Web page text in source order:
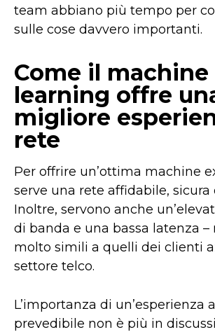
team abbiano più tempo per
sulle cose davvero importanti.
Come il machine
learning offre
migliore
rete
Per offrire un’ottima machine
serve una rete affidabile, sicura
Inoltre, servono anche
di banda e una bassa latenza –
molto simili a quelli dei clienti
settore telco.
L’importanza di un’esperienza
prevedibile non è più in